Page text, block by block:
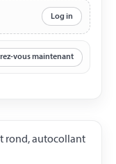
Log in
vous maintenant